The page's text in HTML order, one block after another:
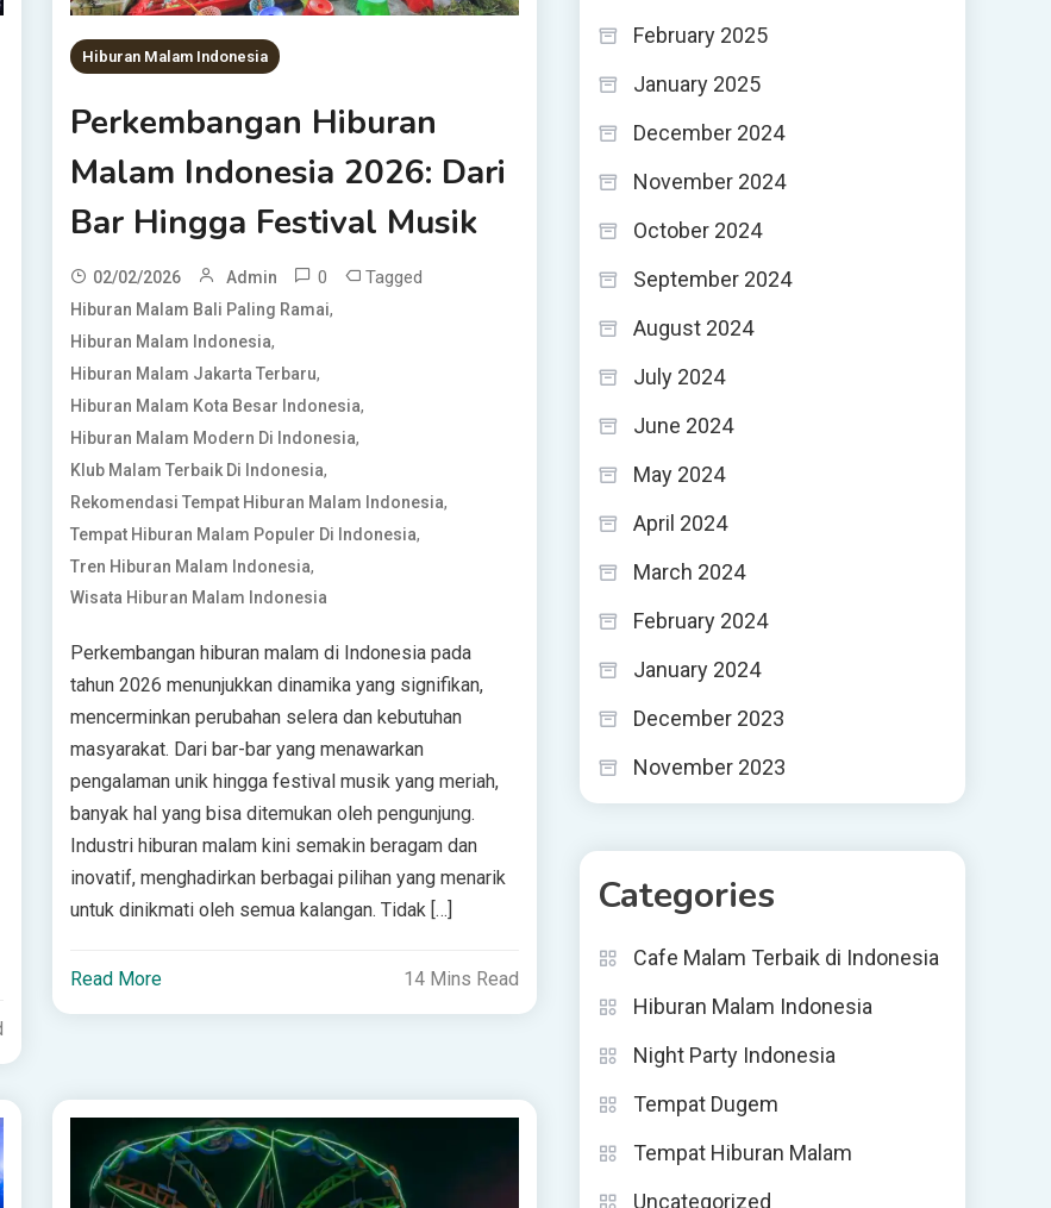
Hiburan Malam Indonesia
Perkembangan Hiburan
Malam Indonesia 2026: Dari
Bar Hingga Festival Musik
02/02/2026 Admin 0 Tagged
Hiburan Malam Bali Paling Ramai,
Hiburan Malam Indonesia,
Hiburan Malam Jakarta Terbaru,
Hiburan Malam Kota Besar Indonesia,
Hiburan Malam Modern Di Indonesia,
Klub Malam Terbaik Di Indonesia,
Rekomendasi Tempat Hiburan Malam Indonesia,
Tempat Hiburan Malam Populer Di Indonesia,
Tren Hiburan Malam Indonesia,
Wisata Hiburan Malam Indonesia
Perkembangan hiburan malam di Indonesia pada
tahun 2026 menunjukkan dinamika yang signifikan,
mencerminkan perubahan selera dan kebutuhan
masyarakat. Dari bar-bar yang menawarkan
pengalaman unik hingga festival musik yang meriah,
banyak hal yang bisa ditemukan oleh pengunjung.
Industri hiburan malam kini semakin beragam dan
inovatif, menghadirkan berbagai pilihan yang menarik
untuk dinikmati oleh semua kalangan. Tidak […]
Read More 14 Mins Read
February 2025
January 2025
December 2024
November 2024
October 2024
September 2024
August 2024
July 2024
June 2024
May 2024
April 2024
March 2024
February 2024
January 2024
December 2023
November 2023
Categories
Cafe Malam Terbaik di Indonesia
Hiburan Malam Indonesia
Night Party Indonesia
Tempat Dugem
Tempat Hiburan Malam
Uncategorized